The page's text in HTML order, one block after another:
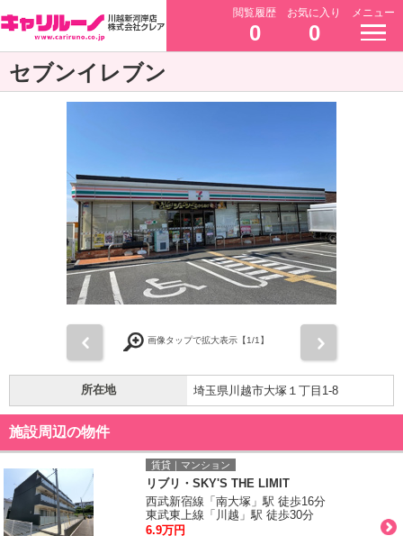
閲覧履歴
0
お気に入り
0
メニュー
セブンイレブン
画像タップで拡大表示【1/1】
所在地 埼玉県川越市大塚１丁目1-8
施設周辺の物件
賃貸｜マンション
リブリ・SKY'S THE LIMIT
西武新宿線「南大塚」駅 徒歩16分
東武東上線「川越」駅 徒歩30分
6.9万円